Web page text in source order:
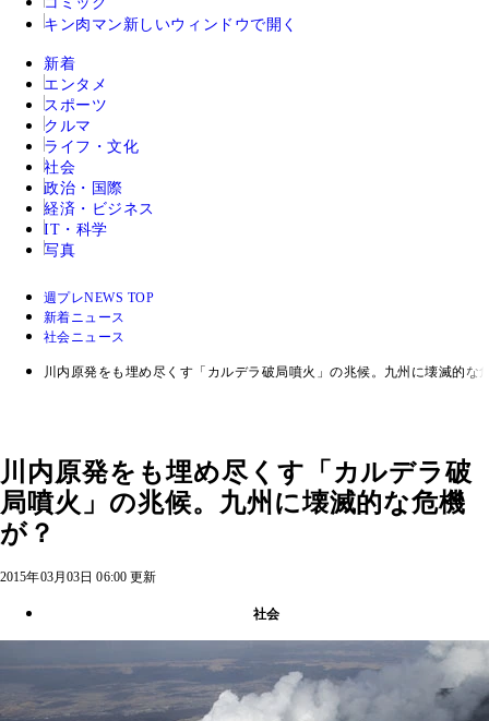
キン肉マン 新しいウィンドウで開く
新着
エンタメ
スポーツ
クルマ
ライフ・文化
社会
政治・国際
経済・ビジネス
IT・科学
写真
週プレNEWS TOP
新着ニュース
社会ニュース
川内原発をも埋め尽くす「カルデラ破局噴火」の兆候。九州に壊滅的
川内原発をも埋め尽くす「カルデラ破
局噴火」の兆候。九州に壊滅的な危機
が？
2015年03月03日 06:00 更新
社会